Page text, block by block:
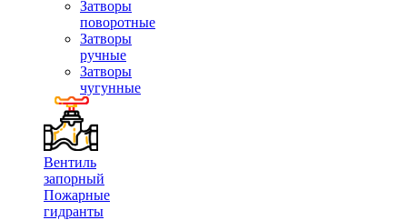
Затворы
поворотные
Затворы
ручные
Затворы
чугунные
Вентиль
запорный
Пожарные
гидранты